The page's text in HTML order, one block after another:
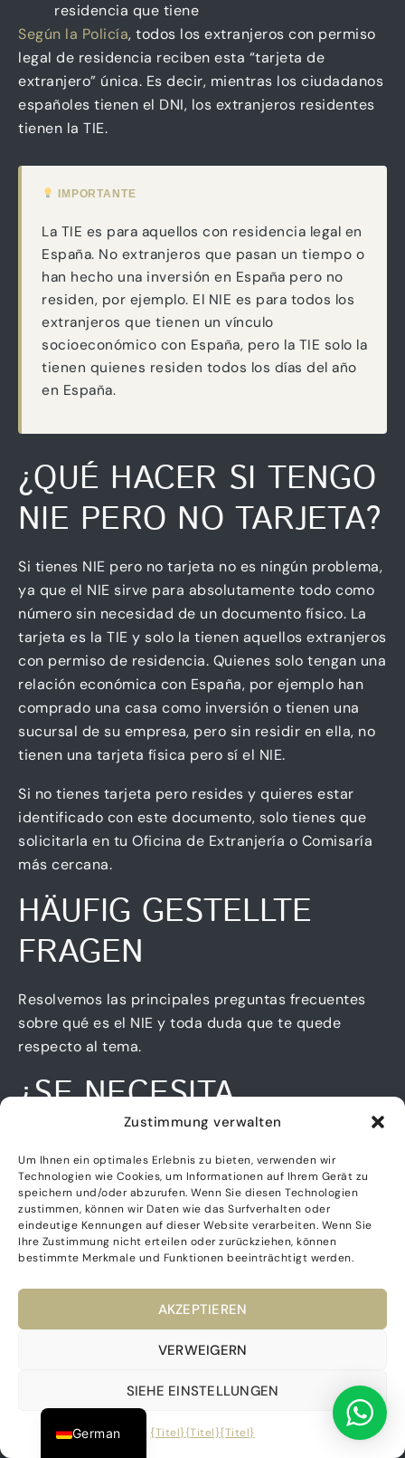
Zustimmung verwalten
Um Ihnen ein optimales Erlebnis zu bieten, verwenden wir
Technologien wie Cookies, um Informationen auf Ihrem Gerät zu
speichern und/oder abzurufen. Wenn Sie diesen Technologien
zustimmen, können wir Daten wie das Surfverhalten oder
eindeutige Kennungen auf dieser Website verarbeiten. Wenn Sie
Ihre Zustimmung nicht erteilen oder zurückziehen, können
bestimmte Merkmale und Funktionen beeinträchtigt werden.
AKZEPTIEREN
VERWEIGERN
SIEHE EINSTELLUNGEN
{Titel}{Titel}{Titel}
residencia que tiene
Según la Policía, todos los extranjeros con permiso
legal de residencia reciben esta “tarjeta de
extranjero” única. Es decir, mientras los ciudadanos
españoles tienen el DNI, los extranjeros residentes
tienen la TIE.
IMPORTANTE
La TIE es para aquellos con residencia legal en
España. No extranjeros que pasan un tiempo o
han hecho una inversión en España pero no
residen, por ejemplo. El NIE es para todos los
extranjeros que tienen un vínculo
socioeconómico con España, pero la TIE solo la
tienen quienes residen todos los días del año
en España.
¿QUÉ HACER SI TENGO
NIE PERO NO TARJETA?
Si tienes NIE pero no tarjeta no es ningún problema,
ya que el NIE sirve para absolutamente todo como
número sin necesidad de un documento físico. La
tarjeta es la TIE y solo la tienen aquellos extranjeros
con permiso de residencia. Quienes solo tengan una
relación económica con España, por ejemplo han
comprado una casa como inversión o tienen una
sucursal de su empresa, pero sin residir en ella, no
tienen una tarjeta física pero sí el NIE.
Si no tienes tarjeta pero resides y quieres estar
identificado con este documento, solo tienes que
solicitarla en tu Oficina de Extranjería o Comisaría
más cercana.
HÄUFIG GESTELLTE
FRAGEN
Resolvemos las principales preguntas frecuentes
sobre qué es el NIE y toda duda que te quede
respecto al tema.
¿SE NECESITA
EMPADRONAMIENTO
PARA EL NIE?
En general no es obligatorio estar empadronado en
un municipio para solicitar el NIE. El requisito
principal es demostrar los motivos (económicos o
sociales) y tener la documentación requerida. No
obstante, en algunas oficinas de extranjería pueden
consulta primero a dicha oficina de Extranjería.
Por precaución, recomendamos contar con el
German